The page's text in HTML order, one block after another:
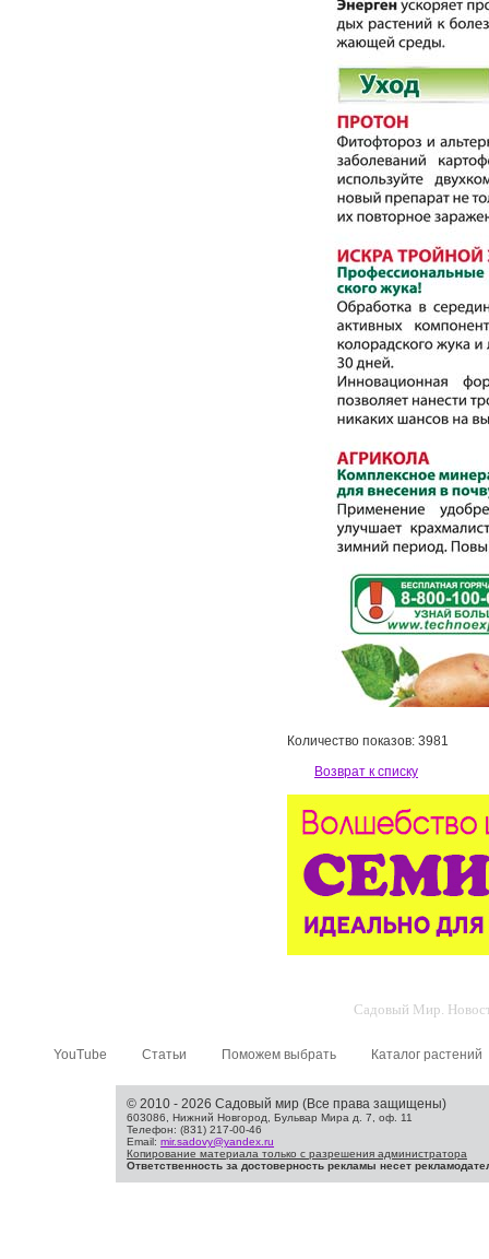
Количество показов: 3981
Возврат к списку
Садовый Мир.
YouTube Статьи Поможем выбрать Каталог растений
© 2010 - 2026 Садовый мир (Все права защищены)
603086, Нижний Новгород, Бульвар Мира д. 7, оф. 11
Телефон: (831) 217-00-46
Email: mir.sadovy@yandex.ru
Копирование материала только с разрешения администратора
Ответственность за достоверность рекламы несет